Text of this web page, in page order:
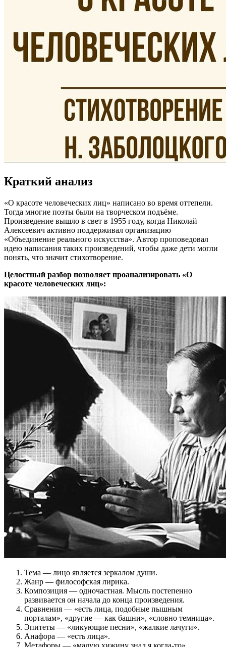
Краткий анализ
«О красоте человеческих лиц» написано во время оттепели.
Тогда многие поэты были на творческом подъёме.
Произведение вышло в свет в 1955 году, когда Николай
Алексеевич активно поддерживал организацию
«Объединение реального искусства». Автор проповедовал
идею написания таких произведений, чтобы даже дети могли
понять, что значит стихотворение.
Целостный разбор позволяет проанализировать «О
красоте человеческих лиц»:
Тема — лицо является зеркалом души.
Жанр — философская лирика.
Композиция — одночастная. Мысль постепенно
развивается он начала до конца произведения.
Сравнения — «есть лица, подобные пышным
порталам», «другие — как башни», «словно темница».
Эпитеты — «ликующие песни», «жалкие лачуги».
Анафора — «есть лица».
Метафоры — «малую хижину знал я когда-то»,